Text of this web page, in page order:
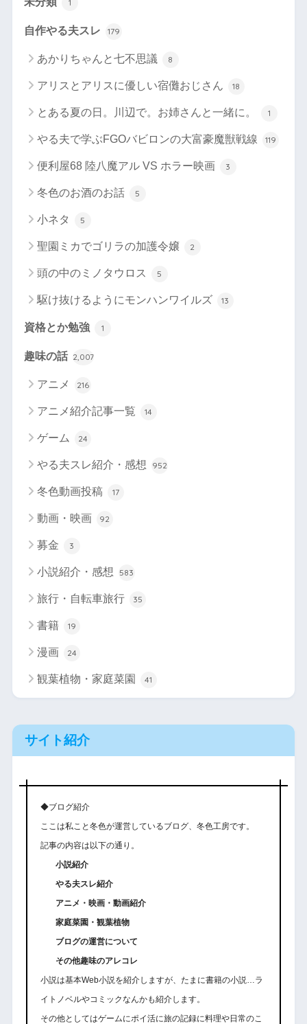
1
自作やる夫スレ 179
あかりちゃんと七不思議 8
アリスとアリスに優しい宿儺おじさん 18
とある夏の日。川辺で。お姉さんと一緒に。 1
やる夫で学ぶFGOバビロンの大富豪魔獣戦線 119
便利屋68 陸八魔アル VS ホラー映画 3
冬色のお酒のお話 5
小ネタ 5
聖園ミカでゴリラの加護令嬢 2
頭の中のミノタウロス 5
駆け抜けるようにモンハンワイルズ 13
資格とか勉強 1
趣味の話 2,007
アニメ 216
アニメ紹介記事一覧 14
ゲーム 24
やる夫スレ紹介・感想 952
冬色動画投稿 17
動画・映画 92
募金 3
小説紹介・感想 583
旅行・自転車旅行 35
書籍 19
漫画 24
観葉植物・家庭菜園 41
サイト紹介
◆ブログ紹介
ここは私こと冬色が運営しているブログ、冬色工房です。
記事の内容は以下の通り。
小説紹介
やる夫スレ紹介
アニメ・映画・動画紹介
家庭菜園・観葉植物
ブログの運営について
その他趣味のアレコレ
小説は基本Web小説を紹介しますが、たまに書籍の小説…ラ
イトノベルやコミックなんかも紹介します。
その他としてはゲームにポイ活に旅の記録に料理や日常のこ